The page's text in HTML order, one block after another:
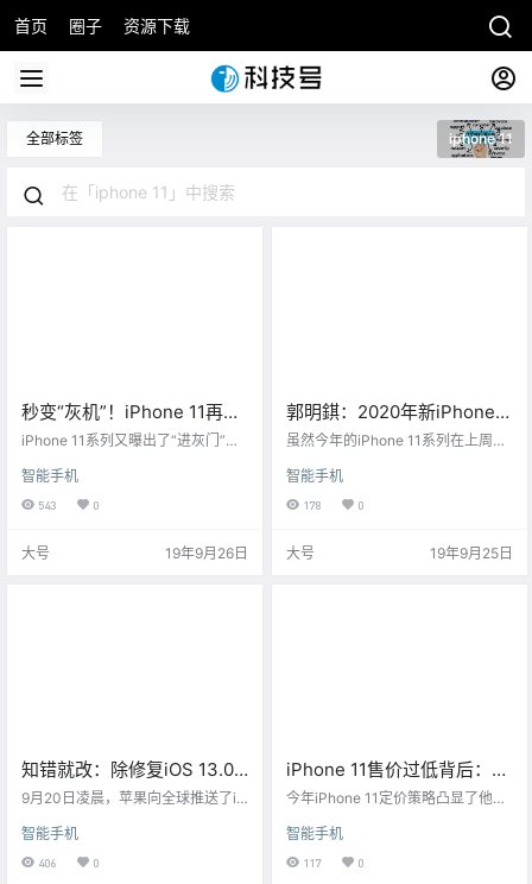
首页 圈子 资源下载
全部标签 iphone 11
秒变“灰机”！iPhone 11再曝
“进灰门”（组图）
iPhone 11系列又曝出了“进灰门”。
馈，手机的摄像头很容易进灰，怀
疑是品控问题。还有网友表示，刚
智能手机
543 0
大号 19年9月26日
郭明錤：2020年新iPhone支
持5G，外观设计有显著改变
虽然今年的iPhone 11系列在上周五
了关于2020年下一代iPhone的消
息。
智能手机
178 0
大号 19年9月25日
知错就改：除修复iOS 13.0
的bug iOS 13.1还更正了这
9月20日凌晨，苹果向全球推送了iO
hone用户纷纷指出了iOS 13.0正式
版系统存在的一些问题和故障。
智能手机
406 0
iPhone 11售价过低背后：将
影响苹果收益 拉低整体平均
今年iPhone 11定价策略凸显了他们
能够刺激用户换新，毕竟相比去年
的iPhone XR，iPhone 11的售价下
调了近千元。
智能手机
117 0